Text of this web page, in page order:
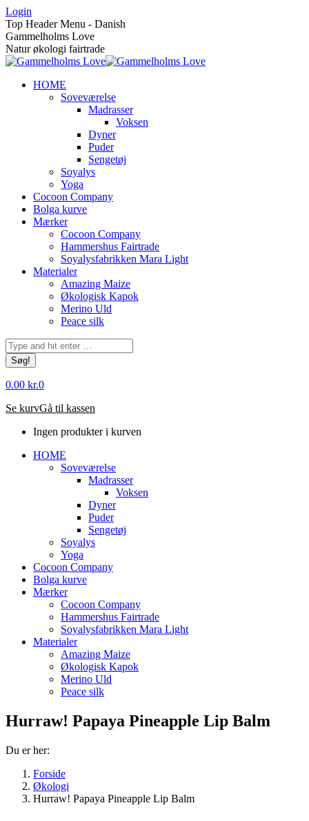
Skip
to
content
Login
Top Header Menu - Danish
Gammelholms Love
Natur økologi fairtrade
HOME
Soveværelse
Madrasser
Voksen
Dyner
Puder
Sengetøj
Soyalys
Yoga
Cocoon Company
Bolga kurve
Mærker
Cocoon Company
Hammershus Fairtrade
Soyalysfabrikken Mara Light
Materialer
Amazing Maize
Økologisk Kapok
Merino Uld
Peace silk
Søg:
0.00 kr.0
Se kurvGå til kassen
Ingen produkter i kurven
HOME
Soveværelse
Madrasser
Voksen
Dyner
Puder
Sengetøj
Soyalys
Yoga
Cocoon Company
Bolga kurve
Mærker
Cocoon Company
Hammershus Fairtrade
Soyalysfabrikken Mara Light
Materialer
Amazing Maize
Økologisk Kapok
Merino Uld
Peace silk
Hurraw! Papaya Pineapple Lip Balm
Du er her:
Forside
Økologi
Hurraw! Papaya Pineapple Lip Balm